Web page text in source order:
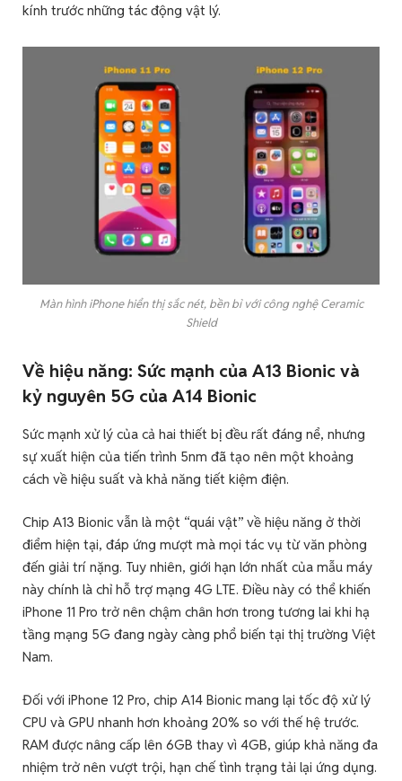
kính trước những tác động vật lý.
Màn hình iPhone hiển thị sắc nét, bền bỉ với công nghệ Ceramic
Shield
Về hiệu năng: Sức mạnh của A13 Bionic và
kỷ nguyên 5G của A14 Bionic
Sức mạnh xử lý của cả hai thiết bị đều rất đáng nể, nhưng
sự xuất hiện của tiến trình 5nm đã tạo nên một khoảng
cách về hiệu suất và khả năng tiết kiệm điện.
Chip A13 Bionic vẫn là một “quái vật” về hiệu năng ở thời
điểm hiện tại, đáp ứng mượt mà mọi tác vụ từ văn phòng
đến giải trí nặng. Tuy nhiên, giới hạn lớn nhất của mẫu máy
này chính là chỉ hỗ trợ mạng 4G LTE. Điều này có thể khiến
iPhone 11 Pro trở nên chậm chân hơn trong tương lai khi hạ
tầng mạng 5G đang ngày càng phổ biến tại thị trường Việt
Nam.
Đối với iPhone 12 Pro, chip A14 Bionic mang lại tốc độ xử lý
CPU và GPU nhanh hơn khoảng 20% so với thế hệ trước.
RAM được nâng cấp lên 6GB thay vì 4GB, giúp khả năng đa
nhiệm trở nên vượt trội, hạn chế tình trạng tải lại ứng dụng.